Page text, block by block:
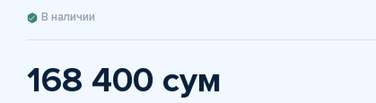
В наличии
168 400 сум